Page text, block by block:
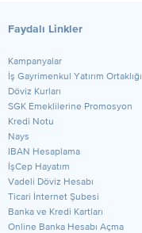
Faydalı Linkler
Kampanyalar
​İş Gayrimenkul Yatırım Ortaklığı
Döviz Kurları
SGK Emeklilerine Promosyon
Kredi Notu
Nays
IBAN Hesaplama
İşCep Hayatım
Vadeli Döviz Hesabı
Ticari İnternet Şubesi
Banka ve Kredi Kartları
Online Banka Hesabı Açma